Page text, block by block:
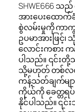
SHWE666 သ
အားပေးထောက်
စွဲလမ်းမှုကို ကာကွ
ဥပမာအားဖြင့်
လောင်းကစား
ပါသည်။ ၎င်း
သို့မဟုတ် တစ်လတ
ကန့်သတ်ချက်မျ
ကိုယ်ကို ခေတ္တရပ်န
နိုင်ပါသည်။ ၎င်